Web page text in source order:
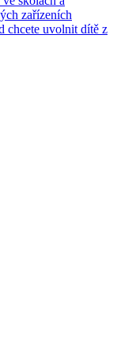
zařízeních
chcete uvolnit dítě z